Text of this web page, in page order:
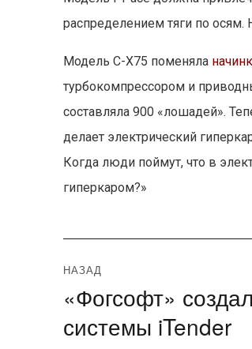
распределением тяги по осям.
Модель C-X75 поменяла
турбокомпрессором и
составляла 900 «лошадей».
делает электрический
Когда люди поймут, что в
гиперкаром?»
Навигация
по
записям
НАЗАД
Предыдущая
«Фогсофт»
системы iTender